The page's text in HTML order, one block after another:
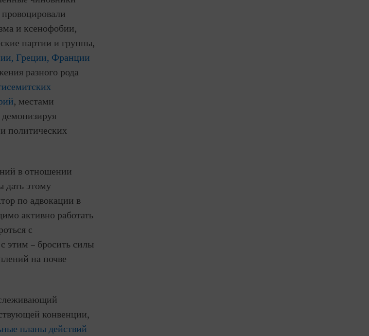
и ксенофобии,
партии и группы,
Греции, Франции
разного рода
, местами
политических
в отношении
дать этому
по адвокации в
активно работать
с
этим – бросить силы
на почве
конвенции,
планы действий